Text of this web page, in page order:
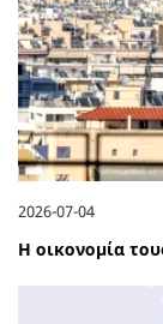
2026-07-04
Η οικονομία